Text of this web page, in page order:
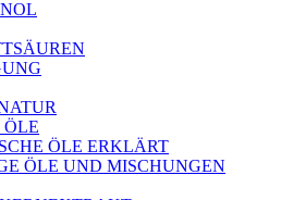
ÖLE
ÖLE ERKLÄRT
ÖLE UND MISCHUNGEN